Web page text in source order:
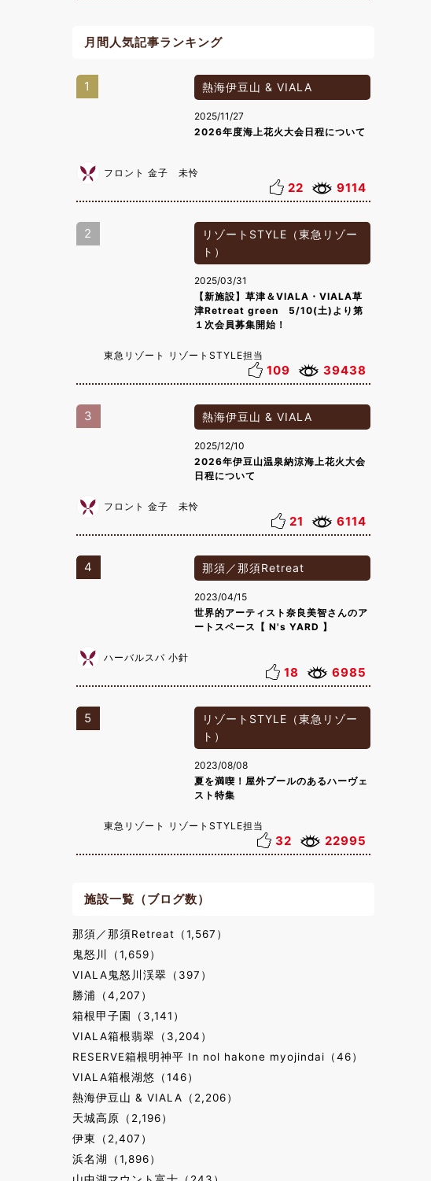
月間人気記事ランキング
1 熱海伊豆山 & VIALA
2025/11/27
2026年度海上花火大会日程について
フロント 金子 未怜
22 9114
2
リゾートSTYLE（東急リゾー
ト）
2025/03/31
【新施設】草津＆VIALA・VIALA草
津Retreat green 5/10(土)より第
１次会員募集開始！
東急リゾート リゾートSTYLE担当
109 39438
3 熱海伊豆山 & VIALA
2025/12/10
2026年伊豆山温泉納涼海上花火大会
日程について
フロント 金子 未怜
21 6114
4 那須／那須Retreat
2023/04/15
世界的アーティスト奈良美智さんのア
ートスペース【 N's YARD 】
ハーバルスパ 小針
18 6985
5
リゾートSTYLE（東急リゾー
ト）
2023/08/08
夏を満喫！屋外プールのあるハーヴェ
スト特集
東急リゾート リゾートSTYLE担当
32 22995
施設一覧（ブログ数）
那須／那須Retreat（1,567）
鬼怒川（1,659）
VIALA鬼怒川渓翠（397）
勝浦（4,207）
箱根甲子園（3,141）
VIALA箱根翡翠（3,204）
RESERVE箱根明神平 In nol hakone myojindai（46）
VIALA箱根湖悠（146）
熱海伊豆山 & VIALA（2,206）
天城高原（2,196）
伊東（2,407）
浜名湖（1,896）